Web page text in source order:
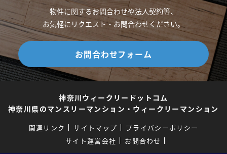
物件に関するお問合わせや法人契約等、
お気軽にリクエスト・お問合わせください。
お問合わせフォーム
神奈川ウィークリードットコム
神奈川県のマンスリーマンション・ウィークリーマンション
関連リンク サイトマップ
プライバシーポリシー
サイト運営会社
お問合わせ